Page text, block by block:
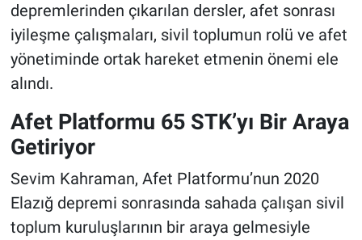
depremlerinden çıkarılan dersler, afet sonrası
iyileşme çalışmaları, sivil toplumun rolü ve afet
yönetiminde ortak hareket etmenin önemi ele
alındı.
Afet Platformu 65 STK’yı Bir Araya
Getiriyor
Sevim Kahraman, Afet Platformu’nun 2020
Elazığ depremi sonrasında sahada çalışan sivil
toplum kuruluşlarının bir araya gelmesiyle